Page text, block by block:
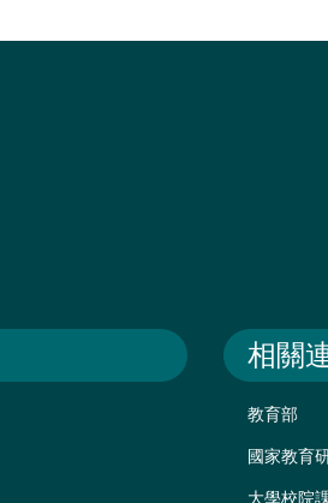
相關
教育部
國家教育
大學校院